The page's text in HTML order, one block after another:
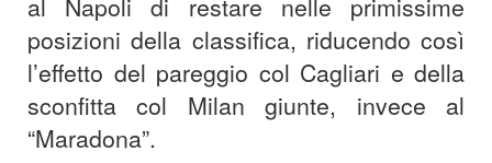
posizioni della classifica, riducendo così
l’effetto del pareggio col Cagliari e della
sconfitta col Milan giunte, invece al
“Maradona”.